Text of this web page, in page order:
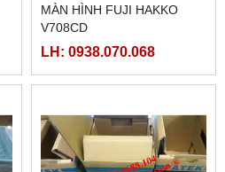
MÀN HÌNH FUJI HAKKO
V708CD
LH: 0938.070.068